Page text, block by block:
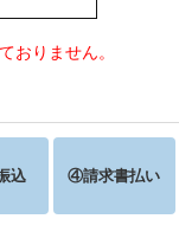
おりません。
込 ④請求書払い